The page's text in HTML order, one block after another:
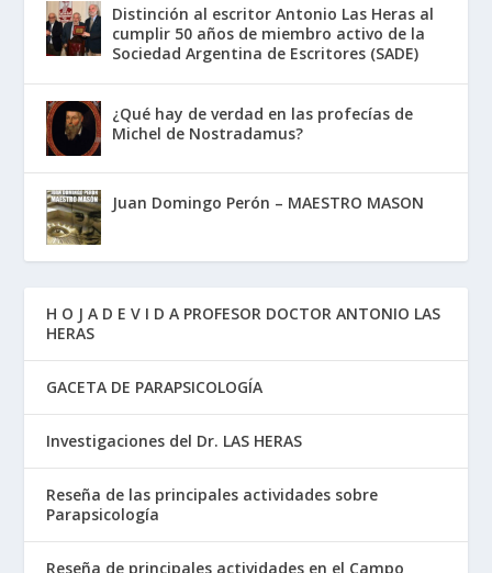
Distinción al escritor Antonio Las Heras al
cumplir 50 años de miembro activo de la
Sociedad Argentina de Escritores (SADE)
¿Qué hay de verdad en las profecías de
Michel de Nostradamus?
Juan Domingo Perón – MAESTRO MASON
H O J A D E V I D A PROFESOR DOCTOR ANTONIO LAS
HERAS
GACETA DE PARAPSICOLOGÍA
Investigaciones del Dr. LAS HERAS
Reseña de las principales actividades sobre
Parapsicología
Reseña de principales actividades en el Campo